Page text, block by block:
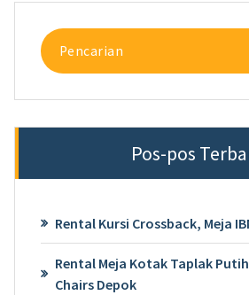
Pencarian
untuk:
Pos-pos
Rental Kursi Crossback, Meja
Rental Meja Kotak Taplak
Chairs Depok